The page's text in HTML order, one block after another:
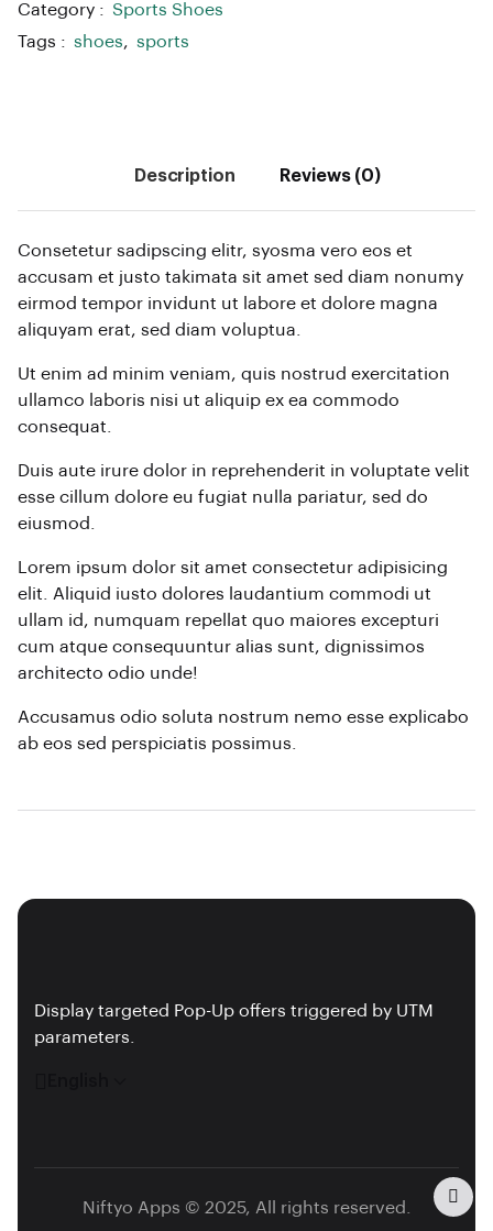
Dark
Category : Sports Shoes
Tags : shoes, sports
Description Reviews (0)
Consetetur sadipscing elitr, syosma vero eos et
accusam et justo takimata sit amet sed diam nonumy
eirmod tempor invidunt ut labore et dolore magna
aliquyam erat, sed diam voluptua.
Ut enim ad minim veniam, quis nostrud exercitation
ullamco laboris nisi ut aliquip ex ea commodo
consequat.
Duis aute irure dolor in reprehenderit in voluptate velit
esse cillum dolore eu fugiat nulla pariatur, sed do
eiusmod.
Lorem ipsum dolor sit amet consectetur adipisicing
elit. Aliquid iusto dolores laudantium commodi ut
ullam id, numquam repellat quo maiores excepturi
cum atque consequuntur alias sunt, dignissimos
architecto odio unde!
Accusamus odio soluta nostrum nemo esse explicabo
ab eos sed perspiciatis possimus.
Display targeted Pop-Up offers triggered by UTM
parameters.
Niftyo Apps © 2025, All rights reserved.